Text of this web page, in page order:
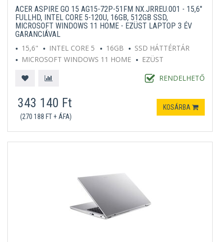
ACER ASPIRE GO 15 AG15-72P-51FM NX.JRREU.001 - 15,6"
FULLHD, INTEL CORE 5-120U, 16GB, 512GB SSD,
MICROSOFT WINDOWS 11 HOME - EZÜST LAPTOP 3 ÉV
GARANCIÁVAL
15,6"
INTEL CORE 5 16GB
SSD HÁTTÉRTÁR
MICROSOFT WINDOWS 11 HOME
EZÜST
RENDELHETŐ
343 140 Ft
(270 188 FT + ÁFA)
KOSÁRBA